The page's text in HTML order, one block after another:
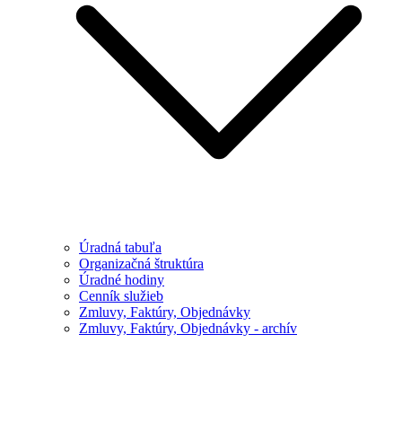
Úradná tabuľa
Organizačná štruktúra
Úradné hodiny
Cenník služieb
Zmluvy, Faktúry, Objednávky
Zmluvy, Faktúry, Objednávky - archív